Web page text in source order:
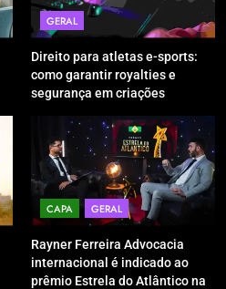
GERAL
Direito para atletas e-sports:
como garantir royalties e
segurança em criações
CAPA GERAL
Rayner Ferreira Advocacia
internacional é indicado ao
prêmio Estrela do Atlântico na